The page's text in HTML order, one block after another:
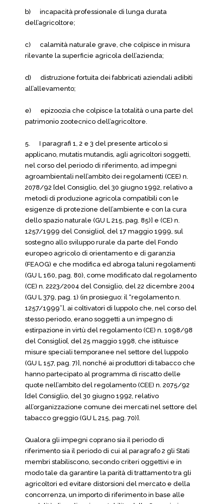
b) incapacità professionale di lunga durata
dell’agricoltore;
c) calamità naturale grave, che colpisce in misura
rilevante la superficie agricola dell’azienda;
d) distruzione fortuita dei fabbricati aziendali adibiti
all’allevamento;
e) epizoozia che colpisce la totalità o una parte del
patrimonio zootecnico dell’agricoltore.
5. I paragrafi 1, 2 e 3 del presente articolo si
applicano, mutatis mutandis, agli agricoltori soggetti,
nel corso del periodo di riferimento, ad impegni
agroambientali nell’ambito dei regolamenti (CEE) n.
2078/92 [del Consiglio, del 30 giugno 1992, relativo a
metodi di produzione agricola compatibili con le
esigenze di protezione dell’ambiente e con la cura
dello spazio naturale (GU L 215, pag. 85)] e (CE) n.
1257/1999 del Consiglio[, del 17 maggio 1999, sul
sostegno allo sviluppo rurale da parte del Fondo
europeo agricolo di orientamento e di garanzia
(FEAOG) e che modifica ed abroga taluni regolamenti
(GU L 160, pag. 80), come modificato dal regolamento
(CE) n. 2223/2004 del Consiglio, del 22 dicembre 2004
(GU L 379, pag. 1) (in prosieguo: il “regolamento n.
1257/1999”], ai coltivatori di luppolo che, nel corso del
stesso periodo, erano soggetti a un impegno di
estirpazione in virtù del regolamento (CE) n. 1098/98
del Consiglio[, del 25 maggio 1998, che istituisce
misure speciali temporanee nel settore del luppolo
(GU L 157, pag. 7)], nonché ai produttori di tabacco che
hanno partecipato al programma di riscatto delle
quote nell’ambito del regolamento (CEE) n. 2075/92
[del Consiglio, del 30 giugno 1992, relativo
all’organizzazione comune dei mercati nel settore del
tabacco greggio (GU L 215, pag. 70)].
Qualora gli impegni coprano sia il periodo di
riferimento sia il periodo di cui al paragrafo 2 gli Stati
membri stabiliscono, secondo criteri oggettivi e in
modo tale da garantire la parità di trattamento tra gli
agricoltori ed evitare distorsioni del mercato e della
concorrenza, un importo di riferimento in base alle